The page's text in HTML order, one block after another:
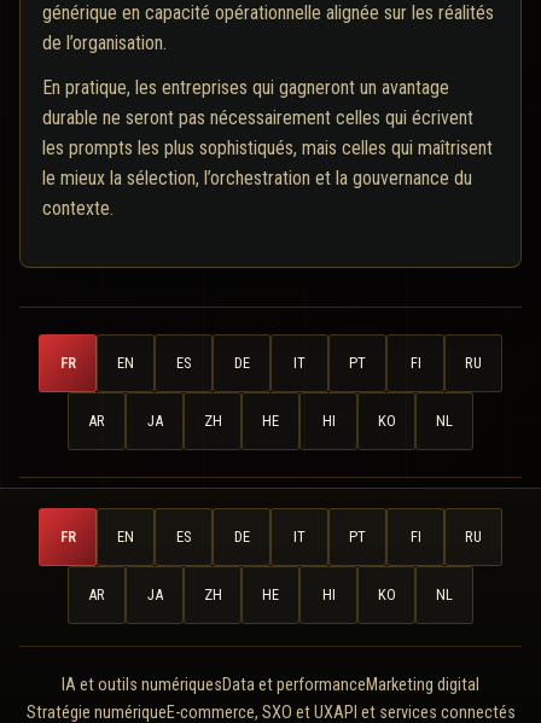
générique en capacité opérationnelle alignée sur les réalités
de l’organisation.
En pratique, les entreprises qui gagneront un avantage
durable ne seront pas nécessairement celles qui écrivent
les prompts les plus sophistiqués, mais celles qui maîtrisent
le mieux la sélection, l’orchestration et la gouvernance du
contexte.
FR EN ES DE IT PT FI RU
AR JA ZH HE HI KO NL
FR EN ES DE IT PT FI RU
AR JA ZH HE HI KO NL
IA et outils numériquesData et performanceMarketing digital
Stratégie numériqueE-commerce, SXO et UXAPI et services connectés